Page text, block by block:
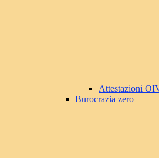
Attestazioni
Burocrazia zero